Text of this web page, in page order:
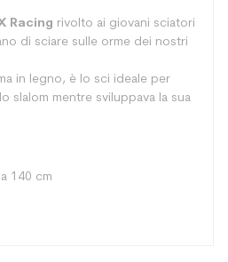
Racing rivolto ai giovani sciatori
di sciare sulle orme dei nostri
in legno, è lo sci ideale per
slalom mentre sviluppava la sua
140 cm